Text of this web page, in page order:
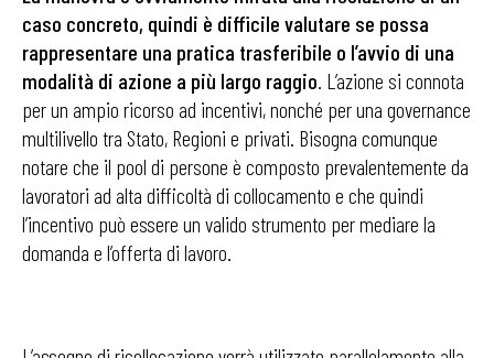
caso concreto, quindi è difficile valutare se possa
rappresentare una pratica trasferibile o l’avvio di una
modalità di azione a più largo raggio. L’azione si connota
per un ampio ricorso ad incentivi, nonché per una governance
multilivello tra Stato, Regioni e privati. Bisogna comunque
notare che il pool di persone è composto prevalentemente da
lavoratori ad alta difficoltà di collocamento e che quindi
l’incentivo può essere un valido strumento per mediare la
domanda e l’offerta di lavoro.